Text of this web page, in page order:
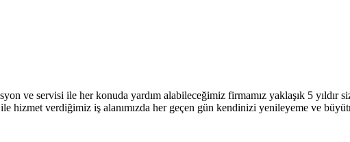
ve servisi ile her konuda yardım alabileceğimiz firmamız yaklaşık 5
hizmet verdiğimiz iş alanımızda her geçen gün kendinizi yenileyeme ve